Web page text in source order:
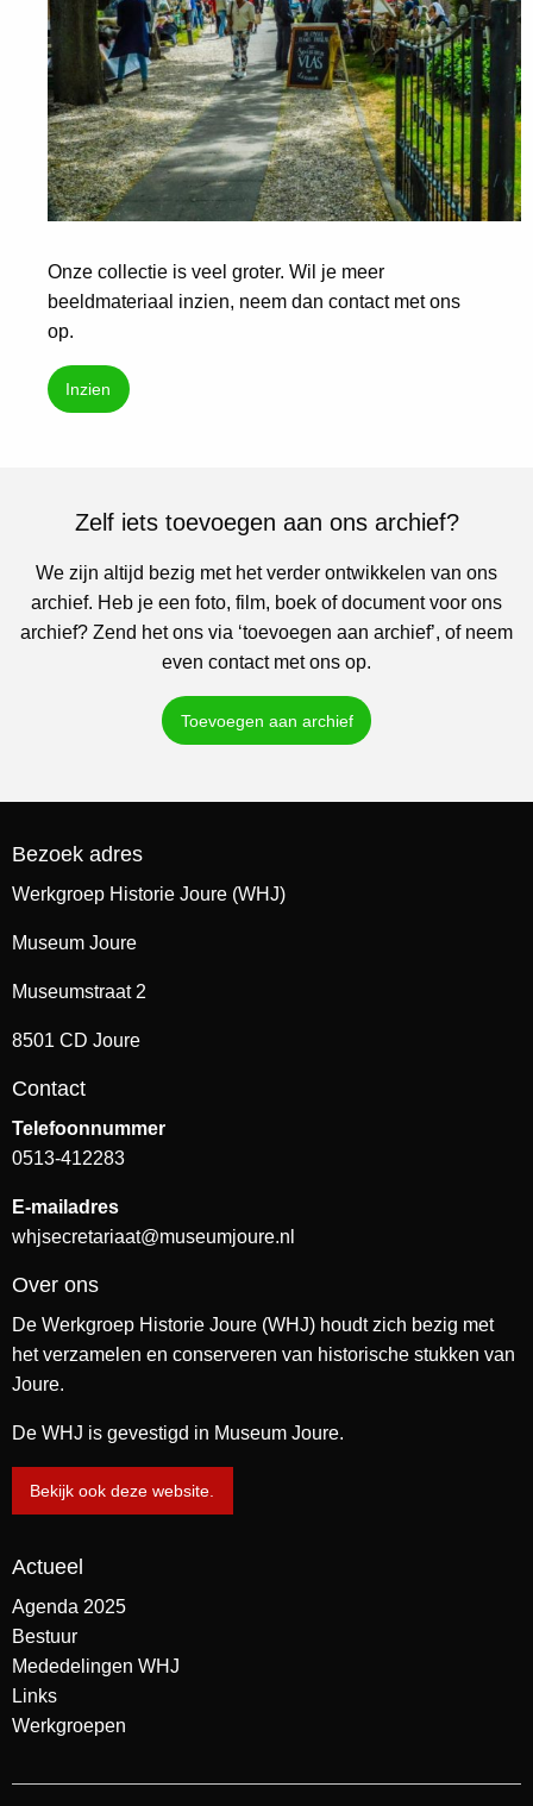
Onze collectie is veel groter. Wil je meer
beeldmateriaal inzien, neem dan contact met ons
op.
Inzien
Zelf iets toevoegen aan ons archief?
We zijn altijd bezig met het verder ontwikkelen van ons
archief. Heb je een foto, film, boek of document voor ons
archief? Zend het ons via ‘toevoegen aan archief’, of neem
even contact met ons op.
Toevoegen aan archief
Bezoek adres
Werkgroep Historie Joure (WHJ)
Museum Joure
Museumstraat 2
8501 CD Joure
Contact
Telefoonnummer
0513-412283
E-mailadres
whjsecretariaat@museumjoure.nl
Over ons
De Werkgroep Historie Joure (WHJ) houdt zich bezig met
het verzamelen en conserveren van historische stukken van
Joure.
De WHJ is gevestigd in Museum Joure.
Bekijk ook deze website.
Actueel
Agenda 2025
Bestuur
Mededelingen WHJ
Links
Werkgroepen